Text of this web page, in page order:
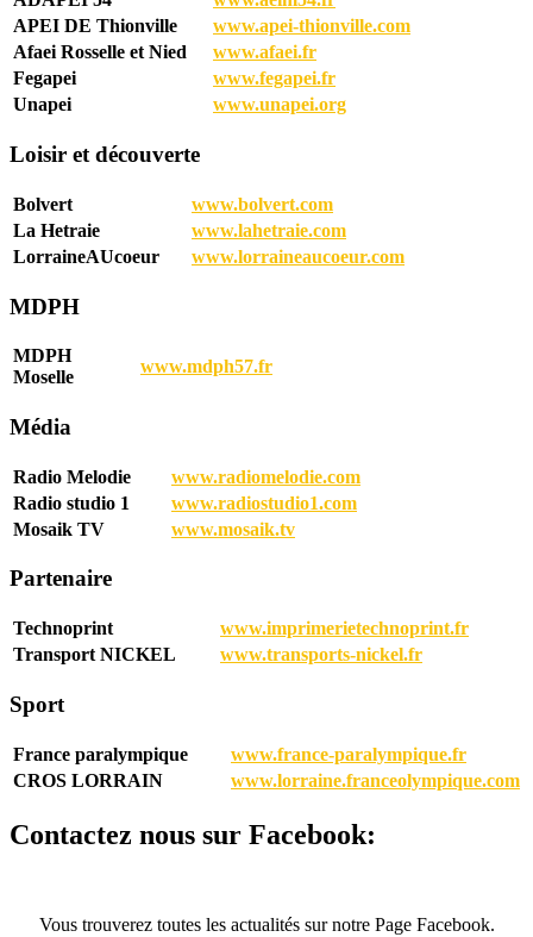
APEI DE Thionville
www.apei-thionville.com
Afaei Rosselle et Nied
www.afaei.fr
Fegapei
www.fegapei.fr
Unapei
www.unapei.org
Loisir et découverte
Bolvert
www.bolvert.com
La Hetraie
www.lahetraie.com
LorraineAUcoeur
www.lorraineaucoeur.com
MDPH
MDPH
Moselle
www.mdph57.fr
Média
Radio Melodie
www.radiomelodie.com
Radio studio 1
www.radiostudio1.com
Mosaik TV
www.mosaik.tv
Partenaire
Technoprint
www.imprimerietechnoprint.fr
Transport NICKEL
www.transports-nickel.fr
Sport
France paralympique
www.france-paralympique.fr
CROS LORRAIN
www.lorraine.franceolympique.com
Contactez nous sur Facebook:
Vous trouverez toutes les actualités sur notre Page Facebook.